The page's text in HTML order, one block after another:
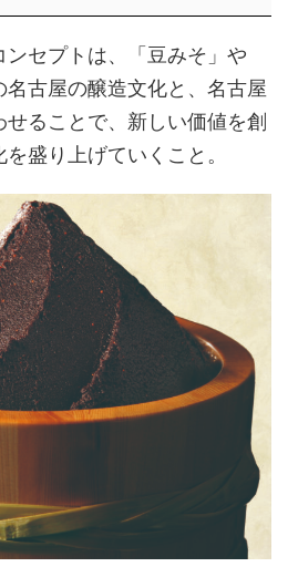
ンセプトは、「豆みそ」や
名古屋の醸造文化と、名古屋
ることで、新しい価値を創
盛り上げていくこと。